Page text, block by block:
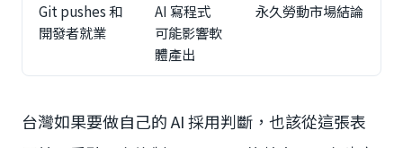
Git pushes 和
開發者就業
AI 寫程式
可能影響軟
體產出
永久勞動市場結論
台灣如果要做自己的 AI 採用判斷，也該從這張表